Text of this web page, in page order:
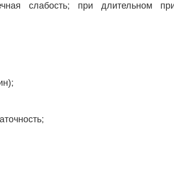
слабость; при длительном